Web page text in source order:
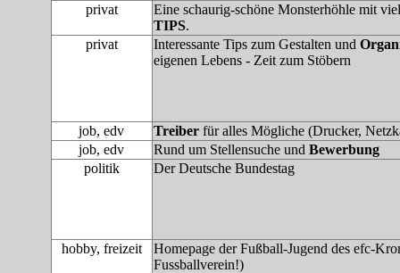
privat
Eine schaurig-schöne Monsterhöhle mit
TIPS.
privat
Interessante Tips zum Gestalten und
eigenen Lebens - Zeit zum Stöbern
job, edv Treiberfür alles Mögliche (Drucker,
job, edv
Rund um Stellensuche und Bewerbung
politik
Der Deutsche Bundestag
hobby, freizeit
Homepage der Fußball-Jugend des efc-
Fussballverein!)